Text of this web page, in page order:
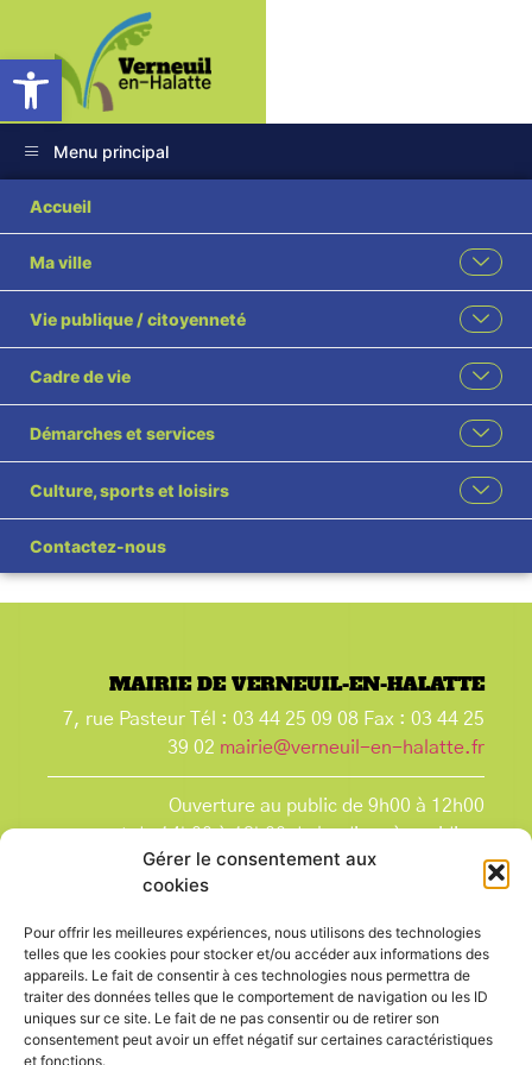
Ouvrir la barre d’outils
Gérer le consentement aux
cookies
Pour offrir les meilleures expériences, nous utilisons des technologies
telles que les cookies pour stocker et/ou accéder aux informations des
appareils. Le fait de consentir à ces technologies nous permettra de
traiter des données telles que le comportement de navigation ou les ID
uniques sur ce site. Le fait de ne pas consentir ou de retirer son
consentement peut avoir un effet négatif sur certaines caractéristiques
et fonctions.
Menu principal
Accueil
Ma ville
Vie publique / citoyenneté
Cadre de vie
Démarches et services
Culture, sports et loisirs
Contactez-nous
MAIRIE DE VERNEUIL-EN-HALATTE
7, rue Pasteur Tél : 03 44 25 09 08 Fax : 03 44 25
39 02 mairie@verneuil-en-halatte.fr
Ouverture au public de 9h00 à 12h00
et de 14h00 à 18h00 du lundi après-midi au
vendredi,
et le samedi de 9h00 à 12h00.
que les jours fériés.